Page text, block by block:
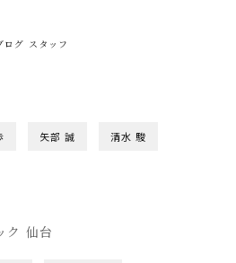
ログ スタッフ
矢部 誠 清水 駿
ク 仙台